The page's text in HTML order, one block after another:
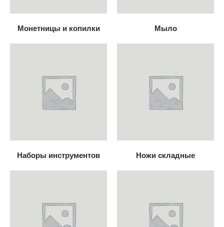
Монетницы и копилки Мыло
Наборы инструментов Ножи складные